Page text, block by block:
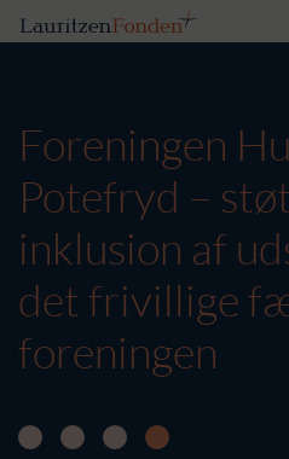
Foreningen
Potefryd –
inklusion af
det frivillige
foreningen